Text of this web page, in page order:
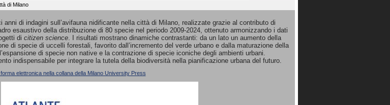
di Milano
anni di indagini sull’avifauna nidificante nella città di Milano, realizzate grazie al contributo di
esaustivo della distribuzione di 80 specie nel periodo 2009-2024, ottenuto armonizzando i dati
di citizen science. I risultati mostrano dinamiche contrastanti: da un lato un aumento della
di specie di uccelli forestali, favorito dall’incremento del verde urbano e dalla maturazione della
di specie non native e la contrazione di specie iconiche degli ambienti urbani.
indispensabile per integrare la tutela della biodiversità nella pianificazione urbana del futuro.
elettronica nella collana della Milano University Press